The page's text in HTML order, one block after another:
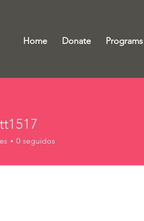
Home Donate Programs
0 seguidos